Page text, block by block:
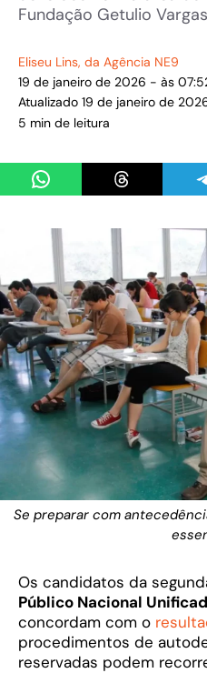
Fundação Getulio
Eliseu Lins, da Agência NE9
19 de janeiro de 2026 - às
Atualizado 19 de janeiro de
5 min de leitura
Share on WhatsApp
Share on
Se preparar com
Os candidatos da
Público Nacional
concordam com o
procedimentos de
reservadas podem